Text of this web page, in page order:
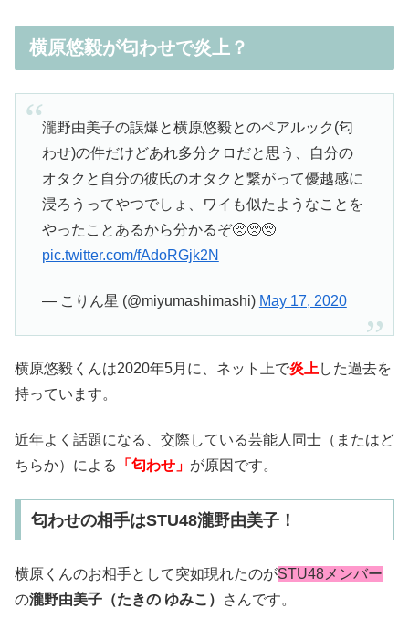
横原悠毅が匂わせで炎上？
瀧野由美子の誤爆と横原悠毅とのペアルック(匂
わせ)の件だけどあれ多分クロだと思う、自分の
オタクと自分の彼氏のオタクと繋がって優越感に
浸ろうってやつでしょ、ワイも似たようなことを
やったことあるから分かるぞ🥺🥺🥺
pic.twitter.com/fAdoRGjk2N
— こりん星 (@miyumashimashi) May 17, 2020
横原悠毅くんは2020年5月に、ネット上で炎上 した過去を
持っています。
近年よく話題になる、交際している芸能人同士（またはど
ちらか）による
「匂わせ」 が原因です。
匂わせの相手はSTU48瀧野由美子！
横原くんのお相手として突如現れたのがSTU48 メンバー
の瀧野由美子（たきの ゆみこ） さんです。